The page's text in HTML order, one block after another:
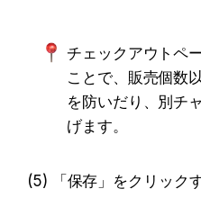
チェックアウトペ
ことで、販売個数
を防いだり、別チ
げます。
(5) 「保存」をクリック